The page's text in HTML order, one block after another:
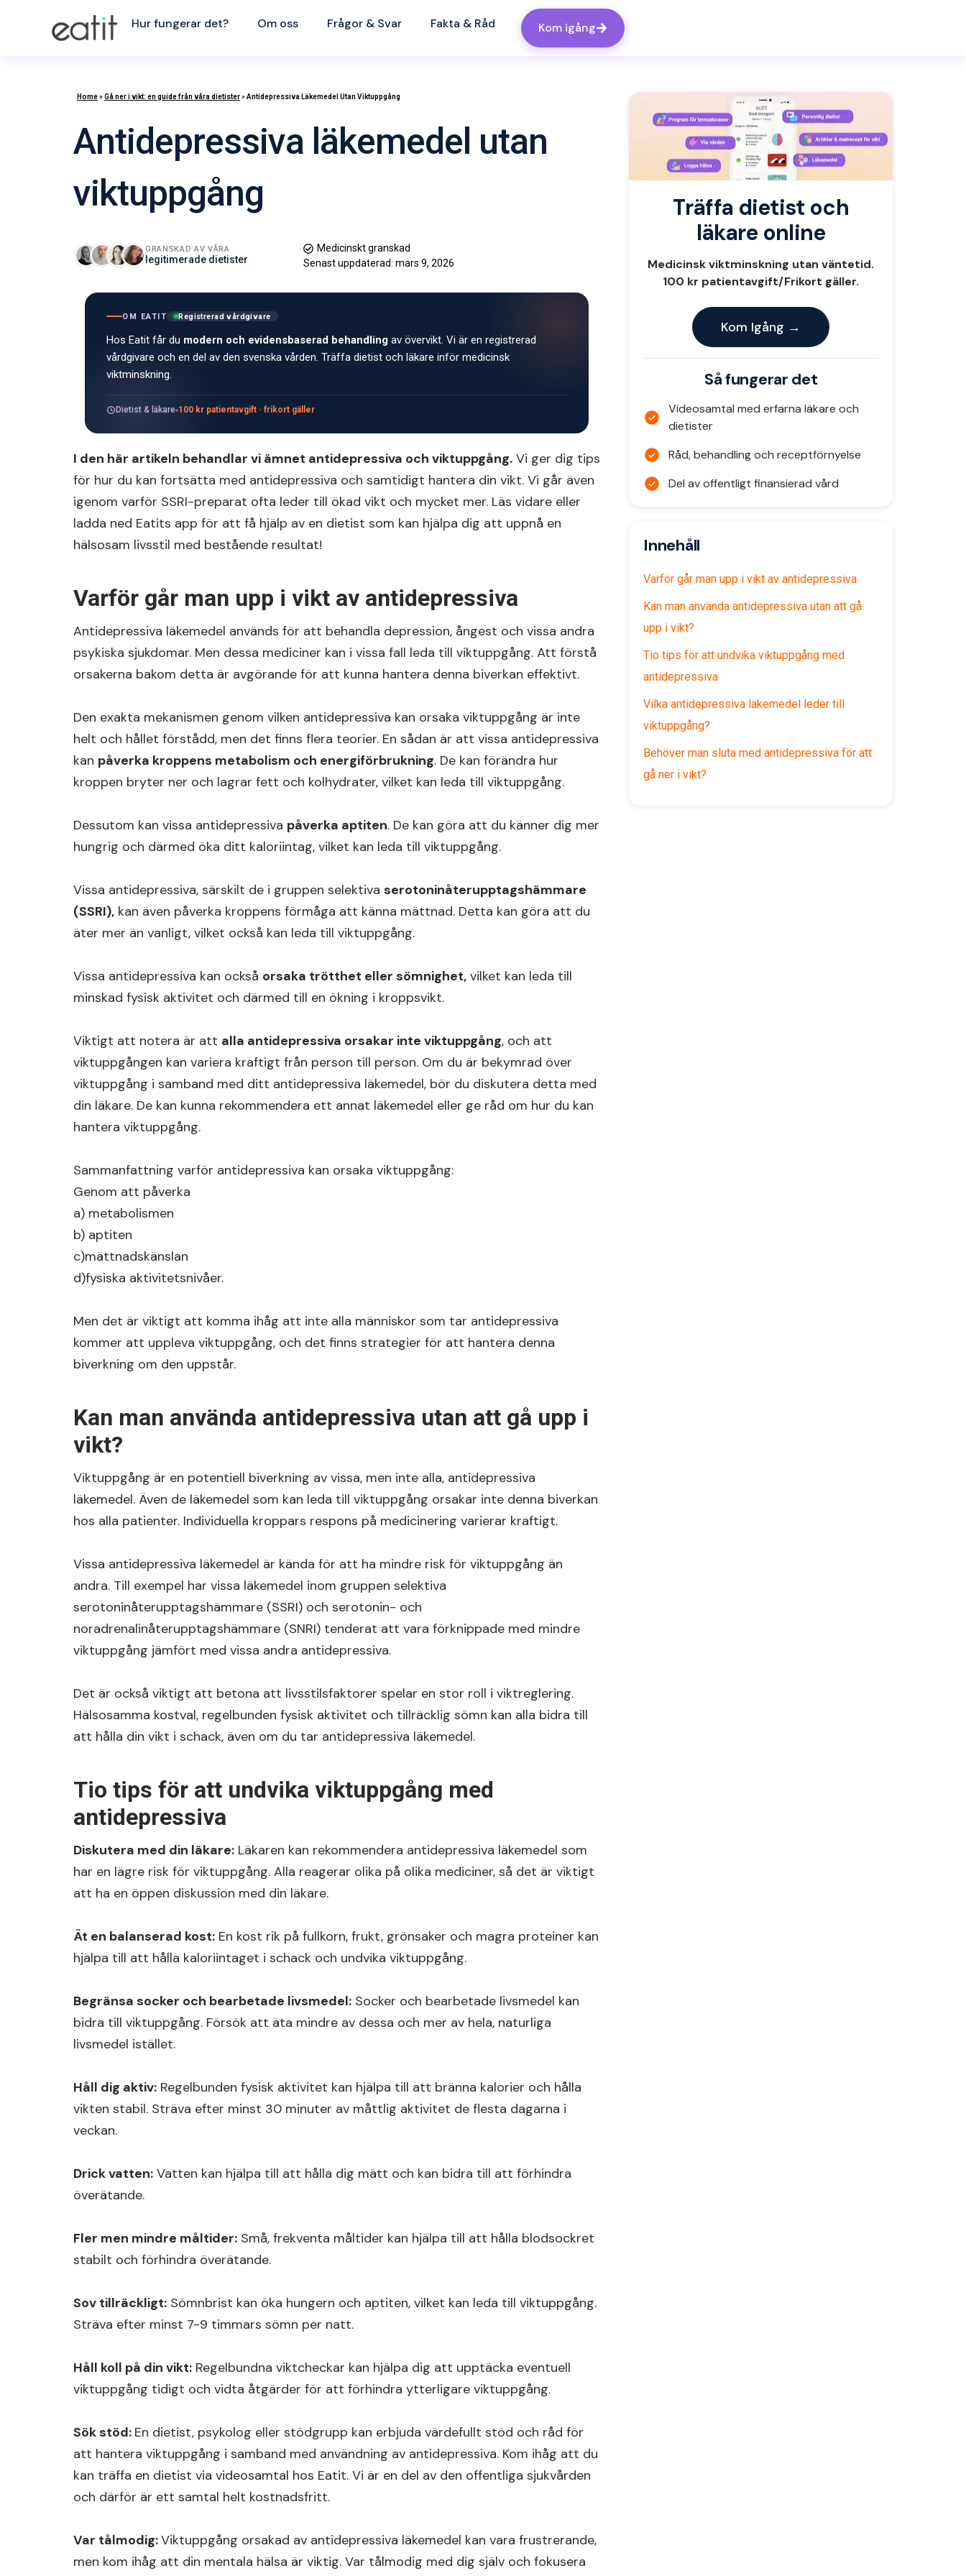
Hur fungerar det? Om oss Frågor & Svar Fakta & Råd Kom igång
Home»Gå ner i vikt: en guide från våra dietister»Antidepressiva Läkemedel Utan Viktuppgång
Antidepressiva läkemedel utan
viktuppgång
GRANSKAD AV VÅRA
legitimerade dietister
Medicinskt granskad
Senast uppdaterad: mars 9, 2026
OM EATIT Registrerad vårdgivare
Hos Eatit får du modern och evidensbaserad behandling av övervikt. Vi är en registrerad
vårdgivare och en del av den svenska vården. Träffa dietist och läkare inför medicinsk
viktminskning.
Dietist & läkare 100 kr patientavgift · frikort gäller
I den här artikeln behandlar vi ämnet antidepressiva och viktuppgång. Vi ger dig tips
för hur du kan fortsätta med antidepressiva och samtidigt hantera din vikt. Vi går även
igenom varför SSRI-preparat ofta leder till ökad vikt och mycket mer. Läs vidare eller
ladda ned Eatits app för att få hjälp av en dietist som kan hjälpa dig att uppnå en
hälsosam livsstil med bestående resultat!
Varför går man upp i vikt av antidepressiva
Antidepressiva läkemedel används för att behandla depression, ångest och vissa andra
psykiska sjukdomar. Men dessa mediciner kan i vissa fall leda till viktuppgång. Att förstå
orsakerna bakom detta är avgörande för att kunna hantera denna biverkan effektivt.
Den exakta mekanismen genom vilken antidepressiva kan orsaka viktuppgång är inte
helt och hållet förstådd, men det finns flera teorier. En sådan är att vissa antidepressiva
kan påverka kroppens metabolism och energiförbrukning. De kan förändra hur
kroppen bryter ner och lagrar fett och kolhydrater, vilket kan leda till viktuppgång.
Dessutom kan vissa antidepressiva påverka aptiten. De kan göra att du känner dig mer
hungrig och därmed öka ditt kaloriintag, vilket kan leda till viktuppgång.
Vissa antidepressiva, särskilt de i gruppen selektiva serotoninåterupptagshämmare
(SSRI), kan även påverka kroppens förmåga att känna mättnad. Detta kan göra att du
äter mer än vanligt, vilket också kan leda till viktuppgång.
Vissa antidepressiva kan också orsaka trötthet eller sömnighet, vilket kan leda till
minskad fysisk aktivitet och därmed till en ökning i kroppsvikt.
Viktigt att notera är att alla antidepressiva orsakar inte viktuppgång, och att
viktuppgången kan variera kraftigt från person till person. Om du är bekymrad över
viktuppgång i samband med ditt antidepressiva läkemedel, bör du diskutera detta med
din läkare. De kan kunna rekommendera ett annat läkemedel eller ge råd om hur du kan
hantera viktuppgång.
Sammanfattning varför antidepressiva kan orsaka viktuppgång:
Genom att påverka
a) metabolismen
b) aptiten
c)mättnadskänslan
d)fysiska aktivitetsnivåer.
Men det är viktigt att komma ihåg att inte alla människor som tar antidepressiva
kommer att uppleva viktuppgång, och det finns strategier för att hantera denna
biverkning om den uppstår.
Kan man använda antidepressiva utan att gå upp i
vikt?
Viktuppgång är en potentiell biverkning av vissa, men inte alla, antidepressiva
läkemedel. Även de läkemedel som kan leda till viktuppgång orsakar inte denna biverkan
hos alla patienter. Individuella kroppars respons på medicinering varierar kraftigt.
Vissa antidepressiva läkemedel är kända för att ha mindre risk för viktuppgång än
andra. Till exempel har vissa läkemedel inom gruppen selektiva
serotoninåterupptagshämmare (SSRI) och serotonin- och
noradrenalinåterupptagshämmare (SNRI) tenderat att vara förknippade med mindre
viktuppgång jämfört med vissa andra antidepressiva.
Det är också viktigt att betona att livsstilsfaktorer spelar en stor roll i viktreglering.
Hälsosamma kostval, regelbunden fysisk aktivitet och tillräcklig sömn kan alla bidra till
att hålla din vikt i schack, även om du tar antidepressiva läkemedel.
Tio tips för att undvika viktuppgång med
antidepressiva
Diskutera med din läkare: Läkaren kan rekommendera antidepressiva läkemedel som
har en lägre risk för viktuppgång. Alla reagerar olika på olika mediciner, så det är viktigt
att ha en öppen diskussion med din läkare.
Ät en balanserad kost: En kost rik på fullkorn, frukt, grönsaker och magra proteiner kan
hjälpa till att hålla kaloriintaget i schack och undvika viktuppgång.
Begränsa socker och bearbetade livsmedel: Socker och bearbetade livsmedel kan
bidra till viktuppgång. Försök att äta mindre av dessa och mer av hela, naturliga
livsmedel istället.
Håll dig aktiv: Regelbunden fysisk aktivitet kan hjälpa till att bränna kalorier och hålla
vikten stabil. Sträva efter minst 30 minuter av måttlig aktivitet de flesta dagarna i
veckan.
Drick vatten: Vatten kan hjälpa till att hålla dig mätt och kan bidra till att förhindra
överätande.
Fler men mindre måltider: Små, frekventa måltider kan hjälpa till att hålla blodsockret
stabilt och förhindra överätande.
Sov tillräckligt: Sömnbrist kan öka hungern och aptiten, vilket kan leda till viktuppgång.
Sträva efter minst 7-9 timmars sömn per natt.
Håll koll på din vikt: Regelbundna viktcheckar kan hjälpa dig att upptäcka eventuell
viktuppgång tidigt och vidta åtgärder för att förhindra ytterligare viktuppgång.
Sök stöd: En dietist, psykolog eller stödgrupp kan erbjuda värdefullt stöd och råd för
att hantera viktuppgång i samband med användning av antidepressiva. Kom ihåg att du
kan träffa en dietist via videosamtal hos Eatit. Vi är en del av den offentliga sjukvården
och därför är ett samtal helt kostnadsfritt.
Var tålmodig:Viktuppgång orsakad av antidepressiva läkemedel kan vara frustrerande,
men kom ihåg att din mentala hälsa är viktig. Var tålmodig med dig själv och fokusera
Träffa dietist och
läkare online
Medicinsk viktminskning utan väntetid.
100 kr patientavgift/Frikort gäller.
Kom Igång →
Så fungerar det
Videosamtal med erfarna läkare och
dietister
Råd, behandling och receptförnyelse
Del av offentligt finansierad vård
Innehåll
Varför går man upp i vikt av antidepressiva
Kan man använda antidepressiva utan att gå
upp i vikt?
Tio tips för att undvika viktuppgång med
antidepressiva
Vilka antidepressiva läkemedel leder till
viktuppgång?
Behöver man sluta med antidepressiva för att
gå ner i vikt?